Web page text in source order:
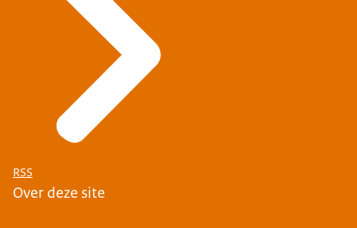
RSS
Over deze site